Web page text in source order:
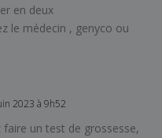
en deux
le médecin , genyco ou
2023 à 9h52
un test de grossesse,